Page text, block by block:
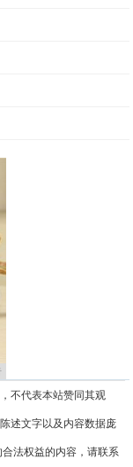
不代表本站赞同其观
述文字以及内容数据庞
法权益的内容，请联系